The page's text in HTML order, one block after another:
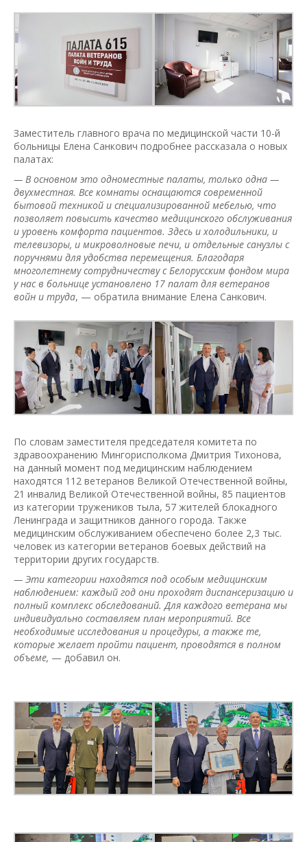
Заместитель главного врача по медицинской части 10-й
больницы Елена Санкович подробнее рассказала о новых
палатах:
— В основном это одноместные палаты, только одна —
двухместная. Все комнаты оснащаются современной
бытовой техникой и специализированной мебелью, что
позволяет повысить качество медицинского обслуживания
и уровень комфорта пациентов. Здесь и холодильники, и
телевизоры, и микроволновые печи, и отдельные санузлы с
поручнями для удобства перемещения. Благодаря
многолетнему сотрудничеству с Белорусским фондом мира
у нас в больнице установлено 17 палат для ветеранов
войн и труда, — обратила внимание Елена Санкович.
По словам заместителя председателя комитета по
здравоохранению Мингорисполкома Дмитрия Тихонова,
на данный момент под медицинским наблюдением
находятся 112 ветеранов Великой Отечественной войны,
21 инвалид Великой Отечественной войны, 85 пациентов
из категории тружеников тыла, 57 жителей блокадного
Ленинграда и защитников данного города. Также
медицинским обслуживанием обеспечено более 2,3 тыс.
человек из категории ветеранов боевых действий на
территории других государств.
— Эти категории находятся под особым медицинским
наблюдением: каждый год они проходят диспансеризацию и
полный комплекс обследований. Для каждого ветерана мы
индивидуально составляем план мероприятий. Все
необходимые исследования и процедуры, а также те,
которые желает пройти пациент, проводятся в полном
объеме, — добавил он.